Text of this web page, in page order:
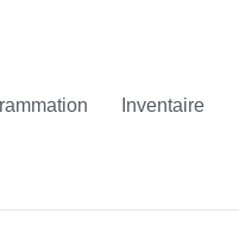
Inventaire